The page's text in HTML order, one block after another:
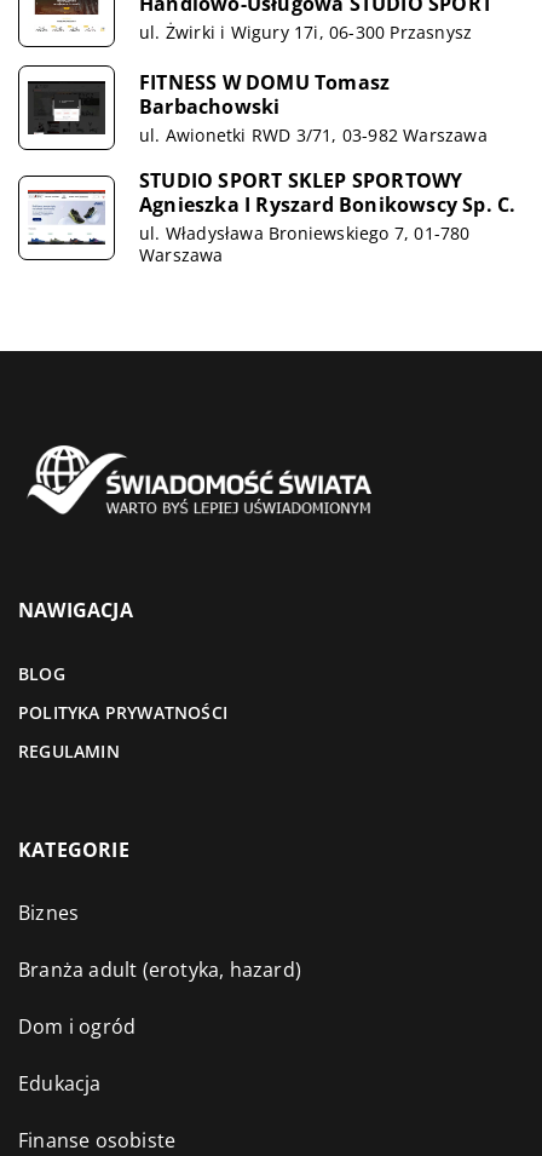
ul. Żwirki i Wigury 17i, 06-300 Przasnysz
FITNESS W DOMU Tomasz
Barbachowski
ul. Awionetki RWD 3/71, 03-982 Warszawa
STUDIO SPORT SKLEP SPORTOWY
Agnieszka I Ryszard Bonikowscy Sp. C.
ul. Władysława Broniewskiego 7, 01-780
Warszawa
NAWIGACJA
BLOG
POLITYKA PRYWATNOŚCI
REGULAMIN
KATEGORIE
Biznes
Branża adult (erotyka, hazard)
Dom i ogród
Edukacja
Finanse osobiste